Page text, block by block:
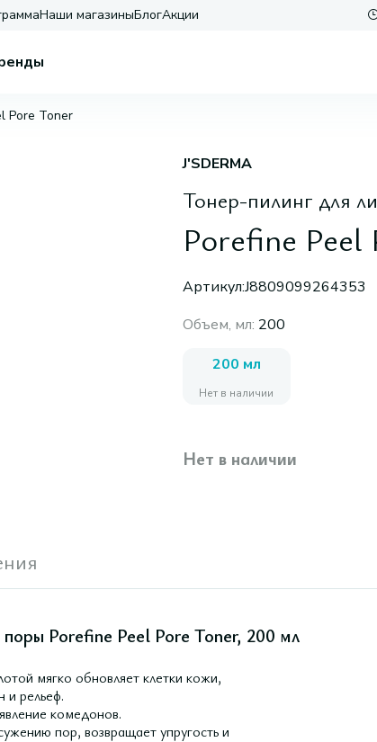
Наши магазиныБлогАкции
Pore Toner
J'SDERMA
Тонер-пилинг для
Porefine Peel
Артикул:J8809099264353
Объем, мл: 200
200 мл
Нет в наличии
Нет в наличии
Porefine Peel Pore Toner, 200 мл
мягко обновляет клетки кожи,
и рельеф.
комедонов.
пор, возвращает упругость и